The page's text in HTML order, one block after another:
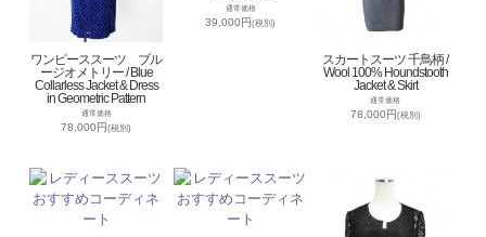
ワンピーススーツ ブル
ージオメトリー / Blue
Collarless Jacket & Dress
in Geometric Pattern
通常価格
78,000円(税別)
通常価格
39,000円(税別)
スカートスーツ 千鳥柄 /
Wool 100% Houndstooth
Jacket & Skirt
通常価格
78,000円(税別)